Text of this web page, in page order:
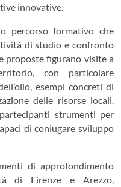
innovative.
percorso formativo che
di studio e confronto
proposte figurano visite a
con particolare
esempi concreti di
delle risorse locali.
strumenti per
di coniugare sviluppo
di approfondimento
di Firenze e Arezzo,